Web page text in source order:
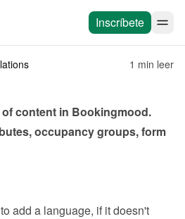
Inscríbete
1 min leer
content in Bookingmood.
occupancy groups, form
to add a language, if it doesn't